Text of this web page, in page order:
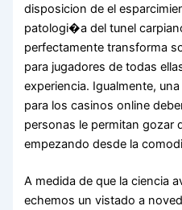
disposicion de el
patologi�a del tunel
perfectamente transforma
para jugadores de todas
experiencia. Igualmente,
para los casinos online
personas le permitan gozar
empezando desde la
A medida de que la ciencia
echemos un vistado a